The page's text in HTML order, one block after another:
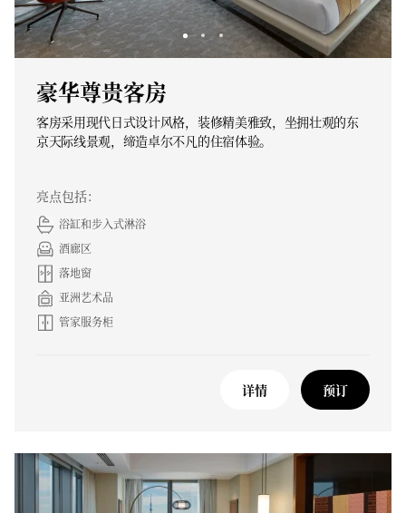
豪华尊贵客房
客房采用现代日式设计风格，装修精美雅致，坐拥壮观的东
京天际线景观，缔造卓尔不凡的住宿体验。
亮点包括：
浴缸和步入式淋浴
酒廊区
落地窗
亚洲艺术品
管家服务柜
详情 预订